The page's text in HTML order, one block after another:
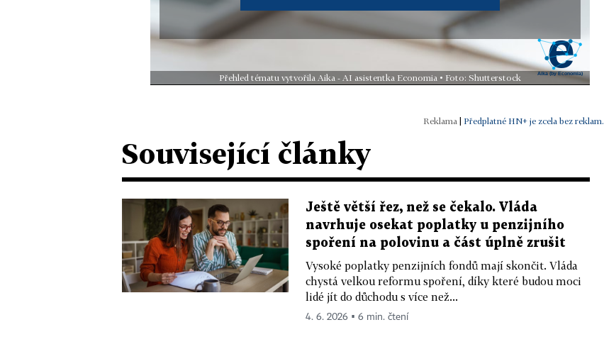
Přehled tématu vytvořila Aika - AI asistentka Economia • Foto: Shutterstock
Předplatné HN+ je zcela bez reklam.
Související články
Ještě větší řez, než se čekalo. Vláda
navrhuje osekat poplatky u penzijního
spoření na polovinu a část úplně zrušit
Vysoké poplatky penzijních fondů mají skončit. Vláda
chystá velkou reformu spoření, díky které budou moci
lidé jít do důchodu s více než...
4. 6. 2026 ▪ 6 min. čtení